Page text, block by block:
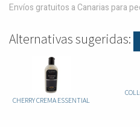
Envíos gratuitos a Canarias para
Alternativas sugeridas:
CHERRY CREMA ESSENTIAL